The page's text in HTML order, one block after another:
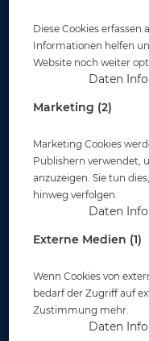
Polaris Dreisteg
Artikelnr.: pol-16550
Diese Cookies erfassen
Informationen helfen
Website noch weiter
Daten
Marketing (2)
Marketing Cookies
Publishern verwendet,
anzuzeigen. Sie tun
hinweg verfolgen.
Daten
Externe Medien (1)
Wenn Cookies von
bedarf der Zugriff auf
Zustimmung mehr.
Daten